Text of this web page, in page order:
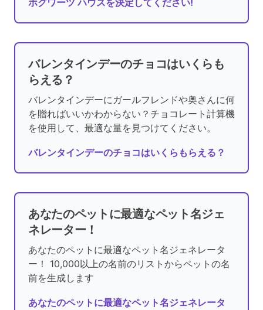
ホグワーツ ハウスを決定してください!
バレンタインデーのチョコはいくらも
らえる？
バレンタインデーにガールフレンドや奥さんに何
を贈ればいいかわからない？チョコレート計算機
を使用して、最適な量を見つけてください。
バレンタインデーのチョコはいくらもらえる？
あなたのペットに最適なペット名ジェ
ネレーター！
あなたのペットに最適なペット名ジェネレータ
ー！ 10,000以上の名前のリストからペットの名
前を生成します
あなたのペットに最適なペット名ジェネレータ